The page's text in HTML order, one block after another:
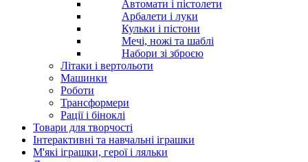
Автомати і пістолети
Арбалети і луки
Кульки і пістони
Мечі, ножі та шаблі
Набори зі зброєю
Літаки і вертольоти
Машинки
Роботи
Трансформери
Рації і біноклі
Товари для творчості
Інтерактивні та навчальні іграшки
М'які іграшки, герої і ляльки